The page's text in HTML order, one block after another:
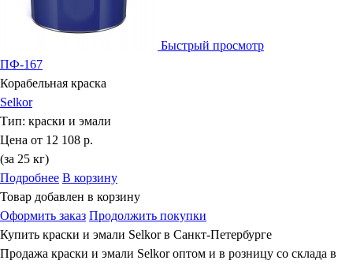
Быстрый просмотр
ПФ-167
Корабельная краска
Selkor
Тип: краски и эмали
Цена от 12 108 р.
(за 25 кг)
Подробнее В корзину
Товар добавлен в корзину
Оформить заказ Продолжить покупки
Купить краски и эмали Selkor в Санкт-Петербурге
Продажа краски и эмали Selkor оптом и в розницу со склада в